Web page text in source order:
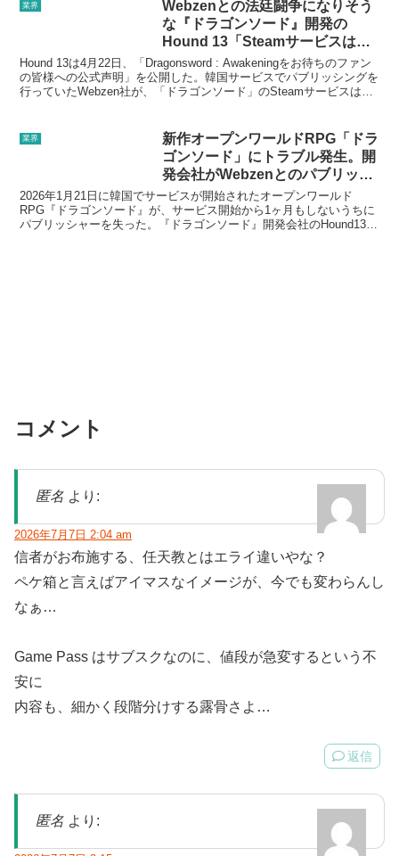
業界
Webzenとの法廷闘争になりそう
な『ドラゴンソード』開発の
Hound 13「Steamサービスは適
法」だと反論
Hound 13は4月22日、「Dragonsword : Awakeningをお待ちのファン
の皆様への公式声明」を公開した。韓国サービスでパブリッシングを
行っていたWebzen社が、「ドラゴンソード」のSteamサービスは開
業界
新作オープンワールドRPG「ドラ
ゴンソード」にトラブル発生。開
発会社がWebzenとのパブリッシ
ング契約を解除
2026年1月21日に韓国でサービスが開始されたオープンワールド
RPG『ドラゴンソード』が、サービス開始から1ヶ月もしないうちに
パブリッシャーを失った。『ドラゴンソード』開発会社のHound13
コメント
匿名 より:
2026年7月7日 2:04 am
信者がお布施する、任天教とはエライ違いやな？
ペケ箱と言えばアイマスなイメージが、今でも変わらんし
なぁ…
Game Pass はサブスクなのに、値段が急変するという不
安に
内容も、細かく段階分けする露骨さよ…
返信
匿名 より: